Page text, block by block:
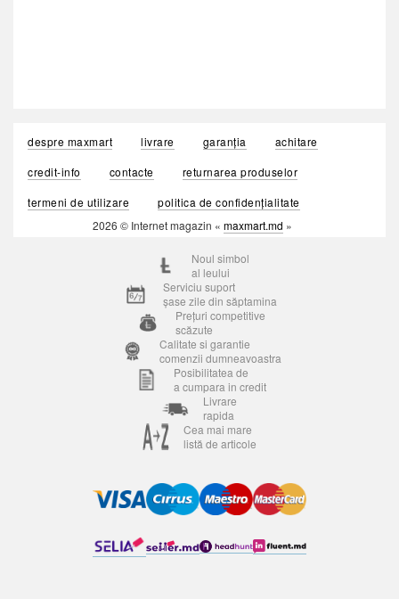
despre maxmart livrare garanția
achitare
credit-info
contacte
returnarea produselor
termeni de utilizare
politica de confidențialitate
2026 © Internet magazin « maxmart.md »
Noul simbol
al leului
Serviciu suport
șase zile din săptamina
Prețuri competitive
scăzute
Calitate si garantie
comenzii dumneavoastra
Posibilitatea de
a cumpara in credit
Livrare
rapida
Cea mai mare
listă de articole